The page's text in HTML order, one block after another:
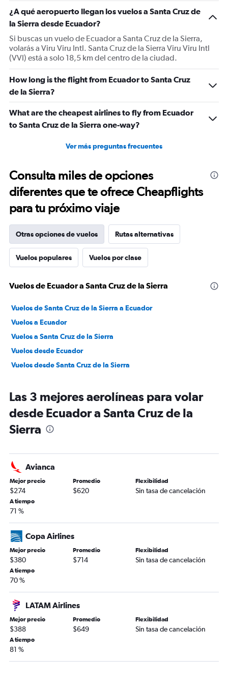
¿A qué aeropuerto llegan los vuelos a Santa Cruz de
la Sierra desde Ecuador?
Si buscas un vuelo de Ecuador a Santa Cruz de la Sierra,
volarás a Viru Viru Intl. Santa Cruz de la Sierra Viru Viru Intl
(VVI) está a solo 18,5 km del centro de la ciudad.
How long is the flight from Ecuador to Santa Cruz
de la Sierra?
What are the cheapest airlines to fly from Ecuador
to Santa Cruz de la Sierra one-way?
Ver más preguntas frecuentes
Consulta miles de opciones
diferentes que te ofrece Cheapflights
para tu próximo viaje
Otras opciones de vuelos Rutas alternativas
Vuelos populares Vuelos por clase
Vuelos de Ecuador a Santa Cruz de la Sierra
Vuelos de Santa Cruz de la Sierra a Ecuador
Vuelos a Ecuador
Vuelos a Santa Cruz de la Sierra
Vuelos desde Ecuador
Vuelos desde Santa Cruz de la Sierra
Las 3 mejores aerolíneas para volar
desde Ecuador a Santa Cruz de la
Sierra
Avianca
Mejor precio
$274
Promedio
$620
Flexibilidad
Sin tasa de cancelación
A tiempo
71 %
Copa Airlines
Mejor precio
$380
Promedio
$714
Flexibilidad
Sin tasa de cancelación
A tiempo
70 %
LATAM Airlines
Mejor precio
$388
Promedio
$649
Flexibilidad
Sin tasa de cancelación
A tiempo
81 %